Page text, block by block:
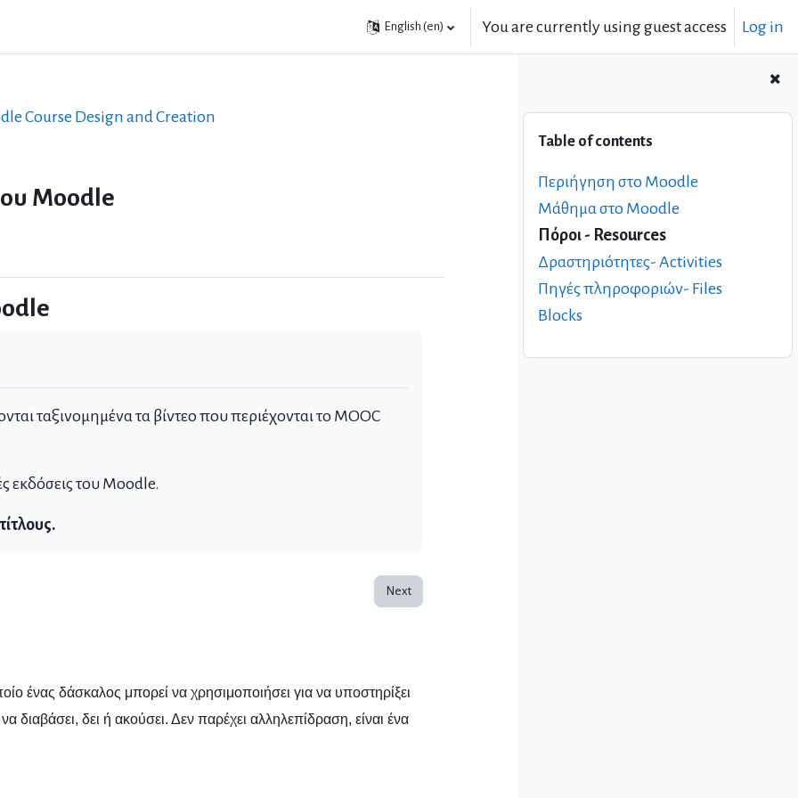
English ‎(en)‎ You are currently using guest access Log in
Table of contents
Περιήγηση στο Moodle
Μάθημα στο Moodle
Πόροι - Resources
Δραστηριότητες- Activities
Πηγές πληροφοριών- Files
Blocks
Course Design and Creation
Moodle
ταξινομημένα τα βίντεο που περιέχονται το MOOC
εκδόσεις του Moodle.
Next
ένας δάσκαλος μπορεί να χρησιμοποιήσει για να υποστηρίξει
διαβάσει, δει ή ακούσει. Δεν παρέχει αλληλεπίδραση, είναι ένα